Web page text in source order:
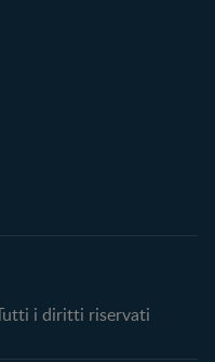
i diritti riservati